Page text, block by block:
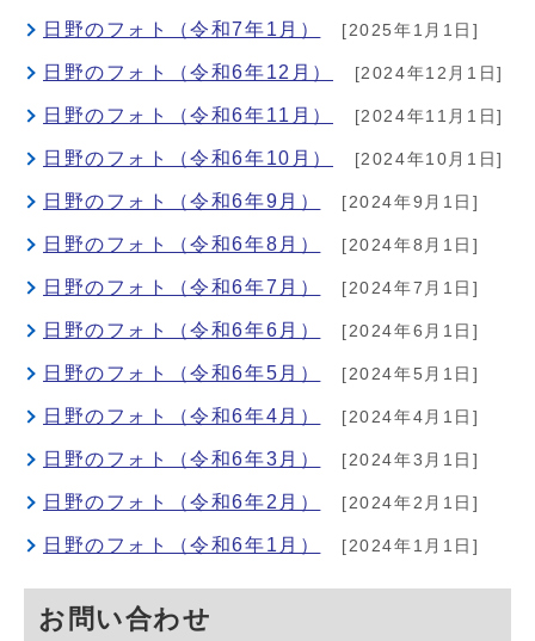
日野のフォト（令和7年1月） [2025年1月1日]
日野のフォト（令和6年12月） [2024年12月1日]
日野のフォト（令和6年11月） [2024年11月1日]
日野のフォト（令和6年10月） [2024年10月1日]
日野のフォト（令和6年9月） [2024年9月1日]
日野のフォト（令和6年8月） [2024年8月1日]
日野のフォト（令和6年7月） [2024年7月1日]
日野のフォト（令和6年6月） [2024年6月1日]
日野のフォト（令和6年5月） [2024年5月1日]
日野のフォト（令和6年4月） [2024年4月1日]
日野のフォト（令和6年3月） [2024年3月1日]
日野のフォト（令和6年2月） [2024年2月1日]
日野のフォト（令和6年1月） [2024年1月1日]
お問い合わせ